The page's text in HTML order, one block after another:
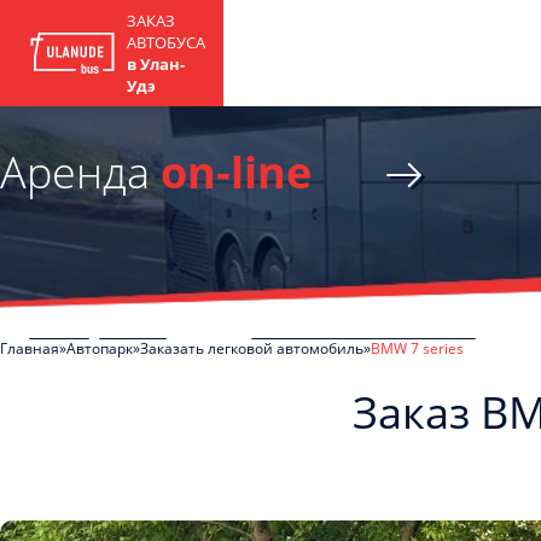
ЗАКАЗ
АВТОБУСА
в Улан-
Удэ
Арендаon-line
Главная Автопарк Заказать легковой автомобиль BMW 7 series
Заказ